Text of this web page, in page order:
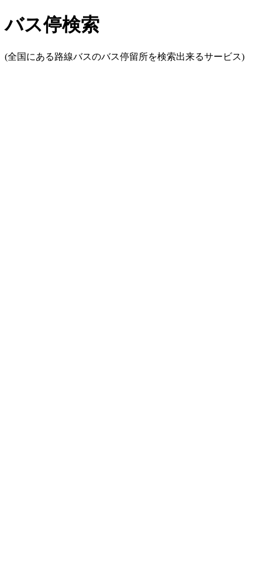
バス停検索
(全国にある路線バスのバス停留所を検索出来るサービス)